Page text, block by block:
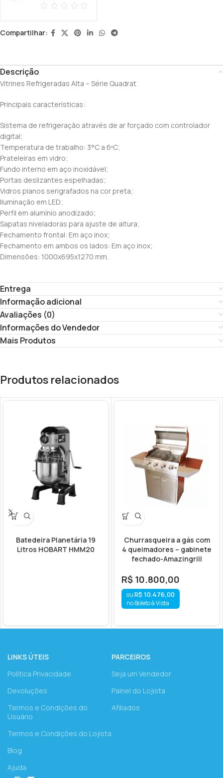
Compartilhar:
Descrição
Vitrines Refrigeradas Alta – Série Quadrat
Principais características:
Sistema de refrigeração através de ar forçado com controlador
digital;
Temperatura de trabalho: 3°C a 6ºC;
Prateleiras em vidro;
Fundo interno em aço inoxidável;
Portas deslizantes espelhadas;
Vidros planos serigrafados na cor preta;
Iluminação em LED;
Perfil em alumínio anodizado;
Sapatas niveladoras para ajuste de altura;
Fechamento frontal: Em aço inox;
Fechamento em ambos os lados: Em aço inox;
Dimensões: 1000x695x1270 mm.
Entrega
Informação adicional
Avaliações (0)
Informações do Vendedor
Mais Produtos
Produtos relacionados
Batedeira Planetária 19
Litros HOBART HMM20
Churrasqueira a gás com
4 queimadores – gabinete
fechado-Amazingrill
R$ 10.800,00
R$ 10.476,00
no Boleto à Vista
LINKS ÚTEIS
Política Privacidade
Devoluções
Termos e Condições do
Usuário
Termos e Condições do Lojista
Blog
Ajuda
PARCEIROS
Seja um Vendedor
Painel do Lojista
Afiliados